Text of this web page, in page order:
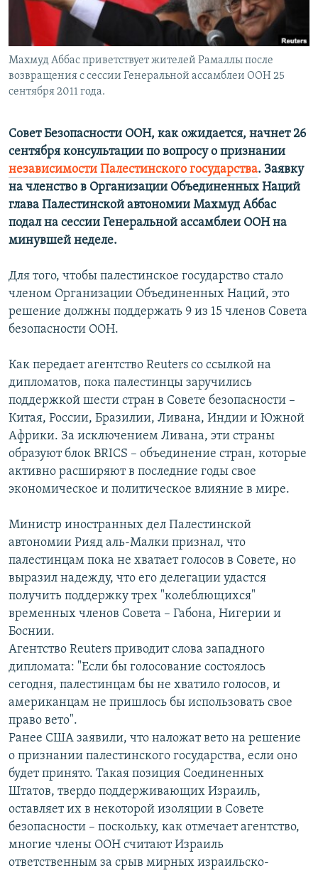
Հայերեն
English
Русский
Махмуд Аббас приветствует жителей Рамаллы после
возвращения с сессии Генеральной ассамблеи ООН 25
сентября 2011 года.
Совет Безопасности ООН, как ожидается, начнет 26
сентября консультации по вопросу о признании
независимости Палестинского государства. Заявку
на членство в Организации Объединенных Наций
глава Палестинской автономии Махмуд Аббас
подал на сессии Генеральной ассамблеи ООН на
минувшей неделе.
Для того, чтобы палестинское государство стало
членом Организации Объединенных Наций, это
решение должны поддержать 9 из 15 членов Совета
безопасности ООН.
Как передает агентство Reuters со ссылкой на
дипломатов, пока палестинцы заручились
поддержкой шести стран в Совете безопасности –
Китая, России, Бразилии, Ливана, Индии и Южной
Африки. За исключением Ливана, эти страны
образуют блок BRICS – объединение стран, которые
активно расширяют в последние годы свое
экономическое и политическое влияние в мире.
Министр иностранных дел Палестинской
автономии Рияд аль-Малки признал, что
палестинцам пока не хватает голосов в Совете, но
выразил надежду, что его делегации удастся
получить поддержку трех "колеблющихся"
временных членов Совета – Габона, Нигерии и
Боснии.
Агентство Reuters приводит слова западного
дипломата: "Если бы голосование состоялось
сегодня, палестинцам бы не хватило голосов, и
американцам не пришлось бы использовать свое
право вето".
Ранее США заявили, что наложат вето на решение
о признании палестинского государства, если оно
будет принято. Такая позиция Соединенных
Штатов, твердо поддерживающих Израиль,
оставляет их в некоторой изоляции в Совете
безопасности – поскольку, как отмечает агентство,
многие члены ООН считают Израиль
ответственным за срыв мирных израильско-